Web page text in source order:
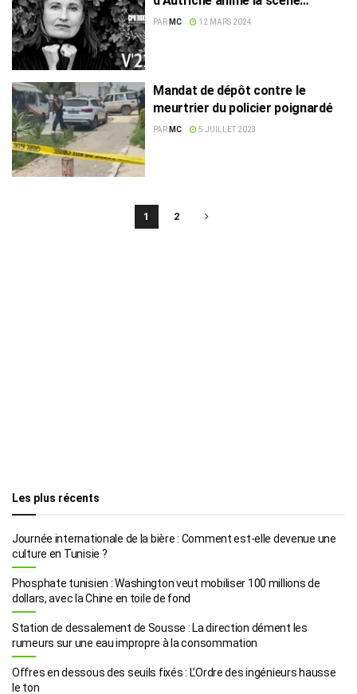
culturelle tunisienne
PAR MC 12 MARS 2024
Mandat de dépôt contre le
meurtrier du policier poignardé
PAR MC 5 JUILLET 2023
1 2
Les plus récents
Journée internationale de la bière : Comment est-elle devenue une
culture en Tunisie ?
Phosphate tunisien : Washington veut mobiliser 100 millions de
dollars, avec la Chine en toile de fond
Station de dessalement de Sousse : La direction dément les
rumeurs sur une eau impropre à la consommation
Offres en dessous des seuils fixés : L’Ordre des ingénieurs hausse
le ton